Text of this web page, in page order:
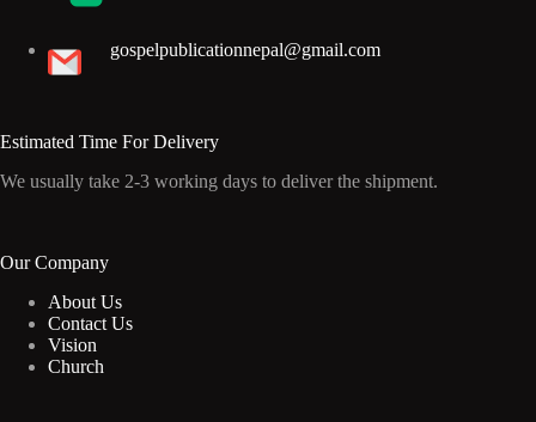
gospelpublicationnepal@gmail.com
Estimated Time For Delivery
We usually take 2-3 working days to deliver the shipment.
Our Company
About Us
Contact Us
Vision
Church